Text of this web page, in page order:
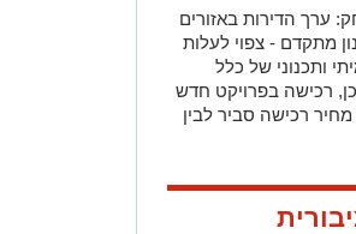
ערך הדירות באזורים
מתקדם - צפוי לעלות
ותכנוני של כלל
רכישה בפרויקט חדש
רכישה סביר לבין